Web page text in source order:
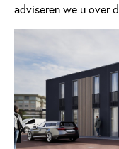
adviseren we u over